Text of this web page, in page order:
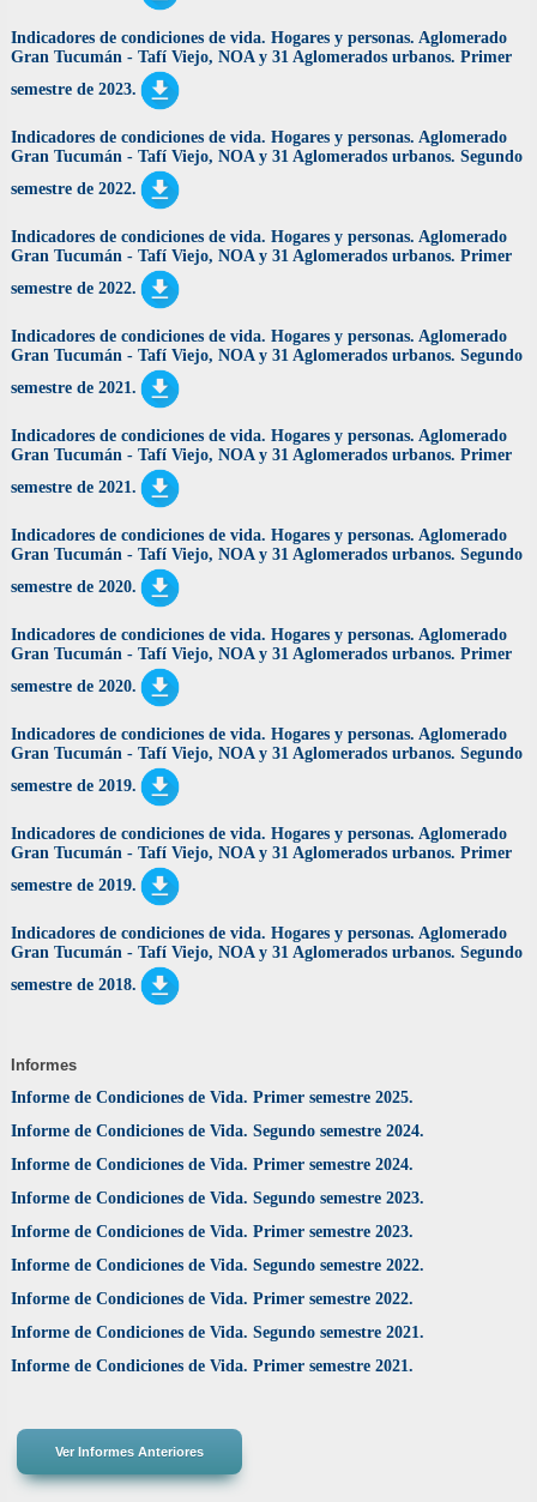
Indicadores de condiciones de vida. Hogares y personas. Aglomerado
Gran Tucumán - Tafí Viejo, NOA y 31 Aglomerados urbanos. Primer
semestre de 2023.
Indicadores de condiciones de vida. Hogares y personas. Aglomerado
Gran Tucumán - Tafí Viejo, NOA y 31 Aglomerados urbanos. Segundo
semestre de 2022.
Indicadores de condiciones de vida. Hogares y personas. Aglomerado
Gran Tucumán - Tafí Viejo, NOA y 31 Aglomerados urbanos. Primer
semestre de 2022.
Indicadores de condiciones de vida. Hogares y personas. Aglomerado
Gran Tucumán - Tafí Viejo, NOA y 31 Aglomerados urbanos. Segundo
semestre de 2021.
Indicadores de condiciones de vida. Hogares y personas. Aglomerado
Gran Tucumán - Tafí Viejo, NOA y 31 Aglomerados urbanos. Primer
semestre de 2021.
Indicadores de condiciones de vida. Hogares y personas. Aglomerado
Gran Tucumán - Tafí Viejo, NOA y 31 Aglomerados urbanos. Segundo
semestre de 2020.
Indicadores de condiciones de vida. Hogares y personas. Aglomerado
Gran Tucumán - Tafí Viejo, NOA y 31 Aglomerados urbanos. Primer
semestre de 2020.
Indicadores de condiciones de vida. Hogares y personas. Aglomerado
Gran Tucumán - Tafí Viejo, NOA y 31 Aglomerados urbanos. Segundo
semestre de 2019.
Indicadores de condiciones de vida. Hogares y personas. Aglomerado
Gran Tucumán - Tafí Viejo, NOA y 31 Aglomerados urbanos. Primer
semestre de 2019.
Indicadores de condiciones de vida. Hogares y personas. Aglomerado
Gran Tucumán - Tafí Viejo, NOA y 31 Aglomerados urbanos. Segundo
semestre de 2018.
Informes
Informe de Condiciones de Vida. Primer semestre 2025.
Informe de Condiciones de Vida. Segundo semestre 2024.
Informe de Condiciones de Vida. Primer semestre 2024.
Informe de Condiciones de Vida. Segundo semestre 2023.
Informe de Condiciones de Vida. Primer semestre 2023.
Informe de Condiciones de Vida. Segundo semestre 2022.
Informe de Condiciones de Vida. Primer semestre 2022.
Informe de Condiciones de Vida. Segundo semestre 2021.
Informe de Condiciones de Vida. Primer semestre 2021.